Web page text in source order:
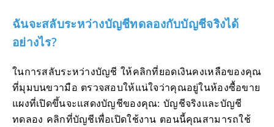
ฉันจะสลับระหว่างบัญชีทดลองกับบัญชีจริงได้
อย่างไร?
ในการสลับระหว่างบัญชี ให้คลิกที่ยอดเงินคงเหลือของคุณ
ที่มุมบนขวามือ ตรวจสอบให้แน่ใจว่าคุณอยู่ในห้องซื้อขาย
แผงที่เปิดขึ้นจะแสดงบัญชีของคุณ: บัญชีจริงและบัญชี
ทดลอง คลิกที่บัญชีเพื่อเปิดใช้งาน ตอนนี้คุณสามารถใช้